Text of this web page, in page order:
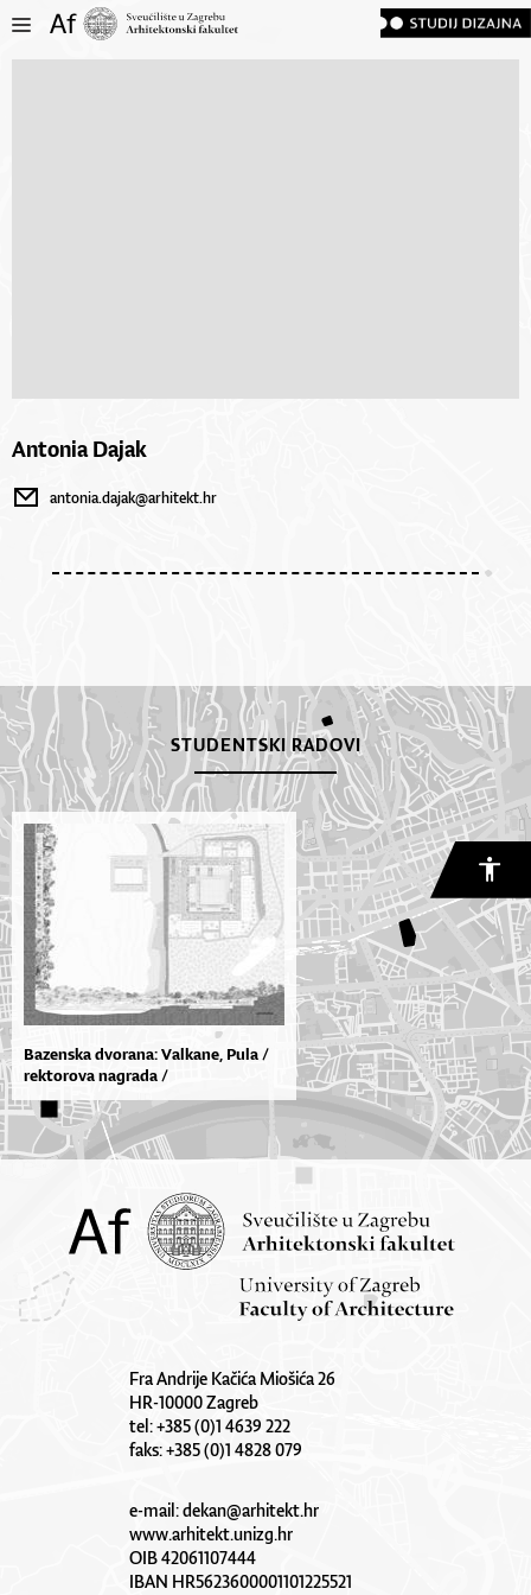
Antonia Dajak
antonia.dajak@arhitekt.hr
STUDENTSKI RADOVI
Bazenska dvorana: Valkane, Pula /
rektorova nagrada /
Fra Andrije Kačića Miošića 26
HR-10000 Zagreb
tel: +385 (0)1 4639 222
faks: +385 (0)1 4828 079
e-mail:dekan@arhitekt.hr
www.arhitekt.unizg.hr
OIB 42061107444
IBAN HR5623600001101225521